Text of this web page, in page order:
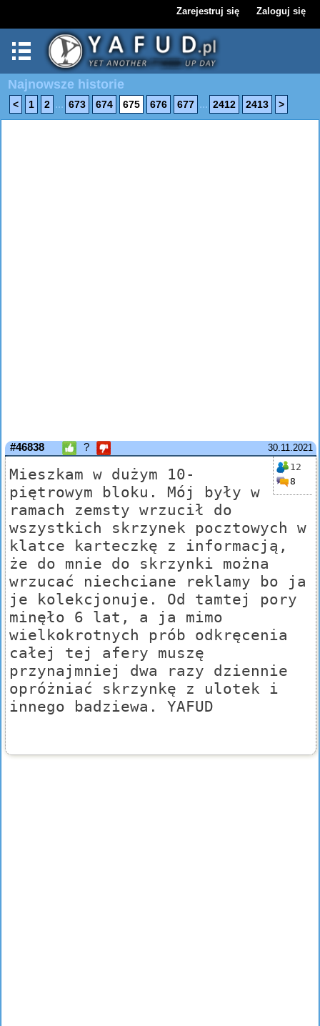
Zarejestruj się Zaloguj się
Najnowsze historie
< 1 2 ... 673 674 675 676 677 ... 2412 2413 >
30.11.2021
#46838 ?
12
8
Mieszkam w dużym 10-
piętrowym bloku. Mój były w
ramach zemsty wrzucił do
wszystkich skrzynek pocztowych w
klatce karteczkę z informacją,
że do mnie do skrzynki można
wrzucać niechciane reklamy bo ja
je kolekcjonuje. Od tamtej pory
minęło 6 lat, a ja mimo
wielkokrotnych prób odkręcenia
całej tej afery muszę
przynajmniej dwa razy dziennie
opróżniać skrzynkę z ulotek i
innego badziewa. YAFUD